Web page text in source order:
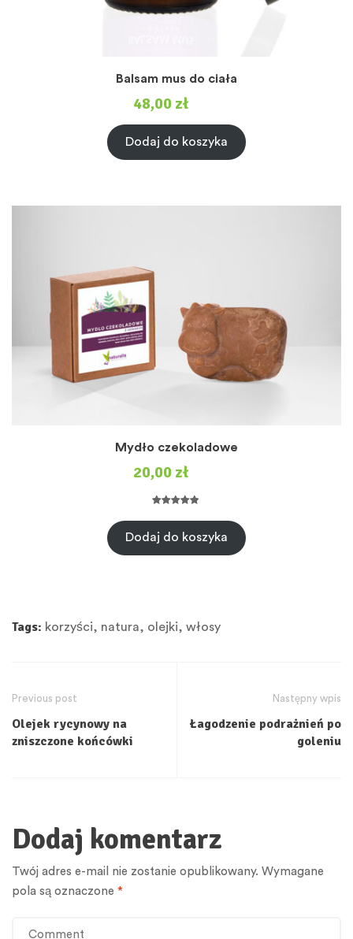
Balsam mus do ciała
48,00 zł
Dodaj do koszyka
Mydło czekoladowe
20,00 zł
podstawie
Dodaj do koszyka
Tags: korzyści, natura, olejki, włosy
Previous post
Olejek rycynowy na
zniszczone końcówki
Następny wpis
Łagodzenie podrażnień po
goleniu
Dodaj komentarz
Twój adres e-mail nie zostanie opublikowany. Wymagane
pola są oznaczone *